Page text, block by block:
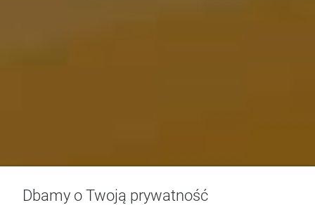
Dbamy o Twoją prywatność